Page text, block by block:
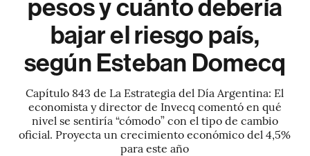
pesos y cuánto debería
bajar el riesgo país,
según Esteban Domecq
Capítulo 843 de La Estrategia del Día Argentina: El
economista y director de Invecq comentó en qué
nivel se sentiría “cómodo” con el tipo de cambio
oficial. Proyecta un crecimiento económico del 4,5%
para este año